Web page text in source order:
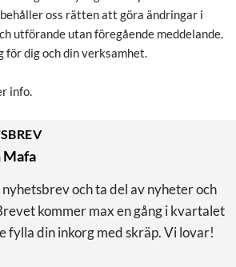
oss rätten att göra ändringar i
utförande utan föregående meddelande.
för dig och din verksamhet.
info.
Mafa
och ta del av nyheter och
kommer max en gång i kvartalet
fylla din inkorg med skräp. Vi lovar!